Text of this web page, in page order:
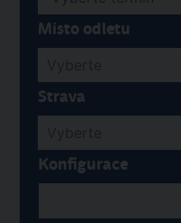
Místo odletu
Strava
Konfigurace